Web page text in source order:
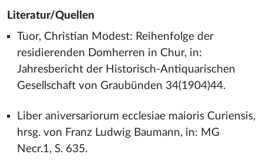
Literatur/Quellen
Tuor, Christian Modest: Reihenfolge der
residierenden Domherren in Chur, in:
Jahresbericht der Historisch-Antiquarischen
Gesellschaft von Graubünden 34(1904)44.
Liber aniversariorum ecclesiae maioris Curiensis,
hrsg. von Franz Ludwig Baumann, in: MG
Necr.1, S. 635.